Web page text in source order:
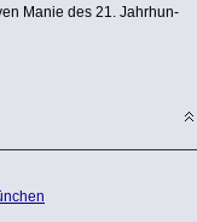
Manie des 21. Jahr­hun­